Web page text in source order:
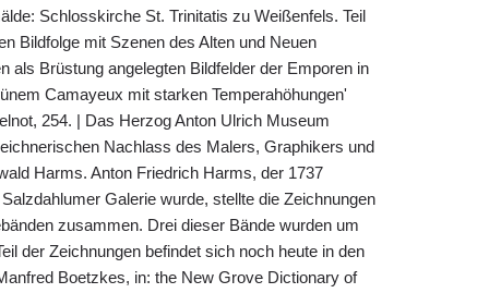
Schlosskirche St. Trinitatis zu Weißenfels. Teil
Bildfolge mit Szenen des Alten und Neuen
als Brüstung angelegten Bildfelder der Emporen in
Camayeux mit starken Temperahöhungen'
254. | Das Herzog Anton Ulrich Museum
Nachlass des Malers, Graphikers und
Harms. Anton Friedrich Harms, der 1737
Galerie wurde, stellte die Zeichnungen
zusammen. Drei dieser Bände wurden um
der Zeichnungen befindet sich noch heute in den
Boetzkes, in: the New Grove Dictionary of